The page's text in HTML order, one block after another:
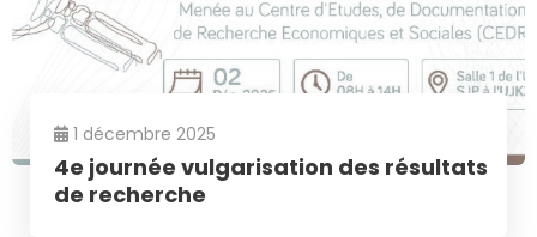
1 décembre 2025
4e journée vulgarisation des résultats
de recherche